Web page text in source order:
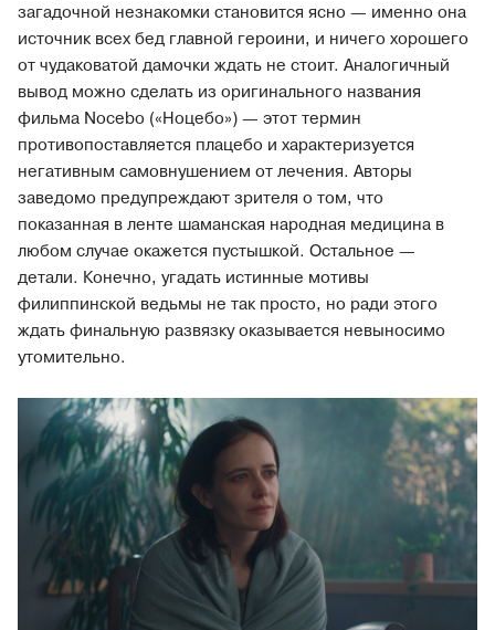
загадочной незнакомки становится ясно — именно она
источник всех бед главной героини, и ничего хорошего
от чудаковатой дамочки ждать не стоит. Аналогичный
вывод можно сделать из оригинального названия
фильма Nocebo («Ноцебо») — этот термин
противопоставляется плацебо и характеризуется
негативным самовнушением от лечения. Авторы
заведомо предупреждают зрителя о том, что
показанная в ленте шаманская народная медицина в
любом случае окажется пустышкой. Остальное —
детали. Конечно, угадать истинные мотивы
филиппинской ведьмы не так просто, но ради этого
ждать финальную развязку оказывается невыносимо
утомительно.